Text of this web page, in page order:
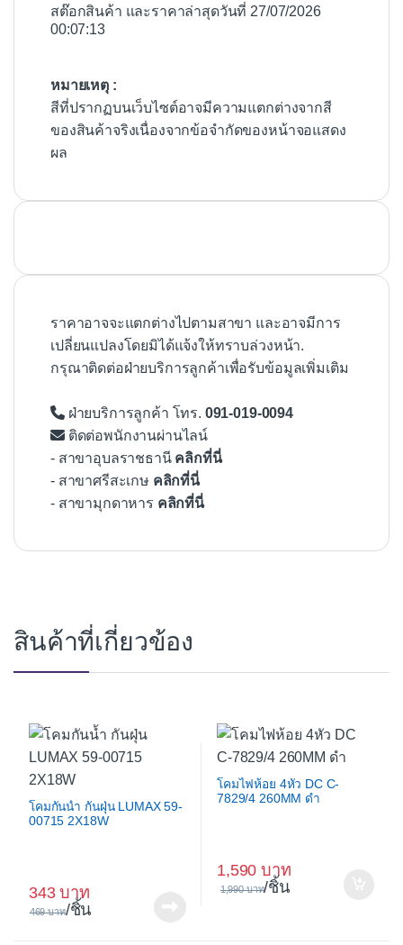
สต๊อกสินค้า และราคาล่าสุดวันที่ 27/07/2026
00:07:13
หมายเหตุ :
สีที่ปรากฏบนเว็บไซต์อาจมีความแตกต่างจากสี
ของสินค้าจริงเนื่องจากข้อจำกัดของหน้าจอแสดง
ผล
ราคาอาจจะแตกต่างไปตามสาขา และอาจมีการ
เปลี่ยนแปลงโดยมิได้แจ้งให้ทราบล่วงหน้า.
กรุณาติดต่อฝ่ายบริการลูกค้าเพื่อรับข้อมูลเพิ่มเติม
ฝ่ายบริการลูกค้า โทร. 091-019-0094
ติดต่อพนักงานผ่านไลน์
- สาขาอุบลราชธานี คลิกที่นี่
- สาขาศรีสะเกษ คลิกที่นี่
- สาขามุกดาหาร คลิกที่นี่
สินค้าที่เกี่ยวข้อง
โคมกันน้ำ กันฝุ่น LUMAX 59-
00715 2X18W
343
469 /ชิ้น
โคมไฟห้อย 4หัว DC C-
7829/4 260MM ดำ
1,590
1,990 /ชิ้น